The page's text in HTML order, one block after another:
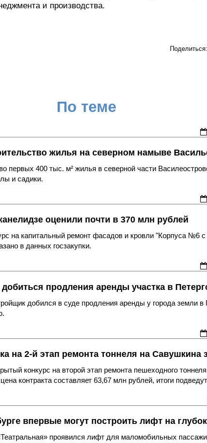
и производства.
Поделиться:
По теме
жилья на северном намыве
первых 400 тыс. м² жилья в северной части
и садики.
оценили почти в 370 млн рублей
на капитальный ремонт фасадов и кровли "Корпуса №6
в данных госзакупки.
продления аренды участка в
добился в суде продления аренды у города земли
на 2-й этап ремонта тоннеля на Савушкина
конкурс на второй этап ремонта пешеходного
контракта составляет 63,67 млн рублей, итоги
впервые могут построить лифт на
проявился лифт для маломобильных